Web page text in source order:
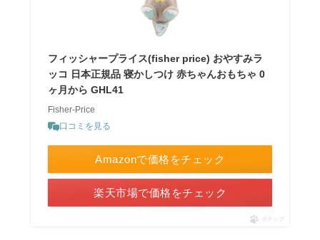
フィッシャープライス(fisher price) おやすみラ
ッコ 日本正規品 寝かしつけ 赤ちゃんおもちゃ 0
ヶ月から GHL41
Fisher-Price
口コミを見る
Amazonで価格をチェック
楽天市場で価格をチェック
ポチップ